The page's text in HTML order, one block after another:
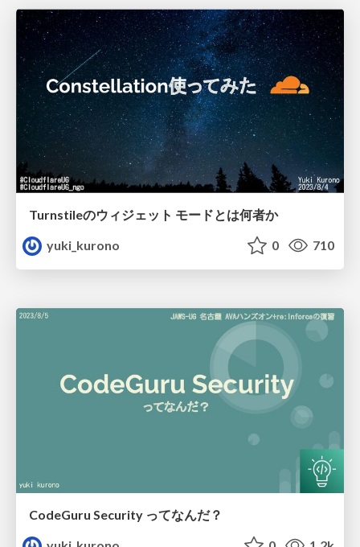
Turnstileのウィジェット モードとは何者か
yuki_kurono
0 710
CodeGuru Security ってなんだ？